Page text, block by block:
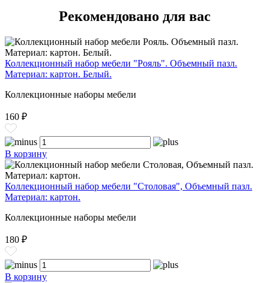
Рекомендовано для вас
Коллекционный набор мебели "Рояль". Объемный пазл.
Материал: картон. Белый.
Коллекционные наборы мебели
160 ₽
В корзину
Коллекционный набор мебели "Столовая", Объемный пазл.
Материал: картон.
Коллекционные наборы мебели
180 ₽
В корзину